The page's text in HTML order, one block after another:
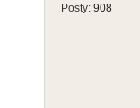
Posty: 908